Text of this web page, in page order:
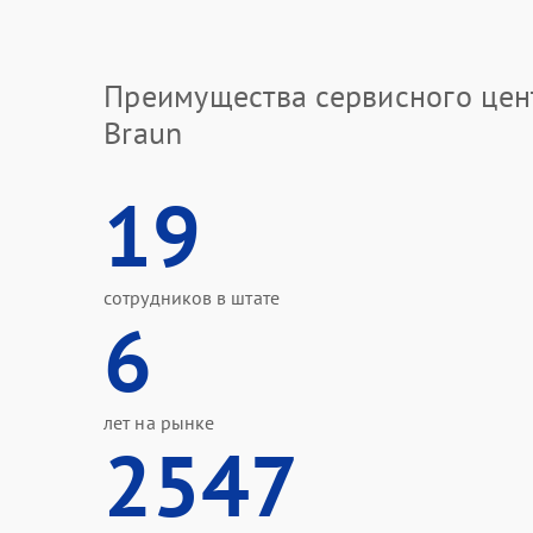
Преимущества сервисного
Braun
19
сотрудников в штате
6
лет на рынке
2547